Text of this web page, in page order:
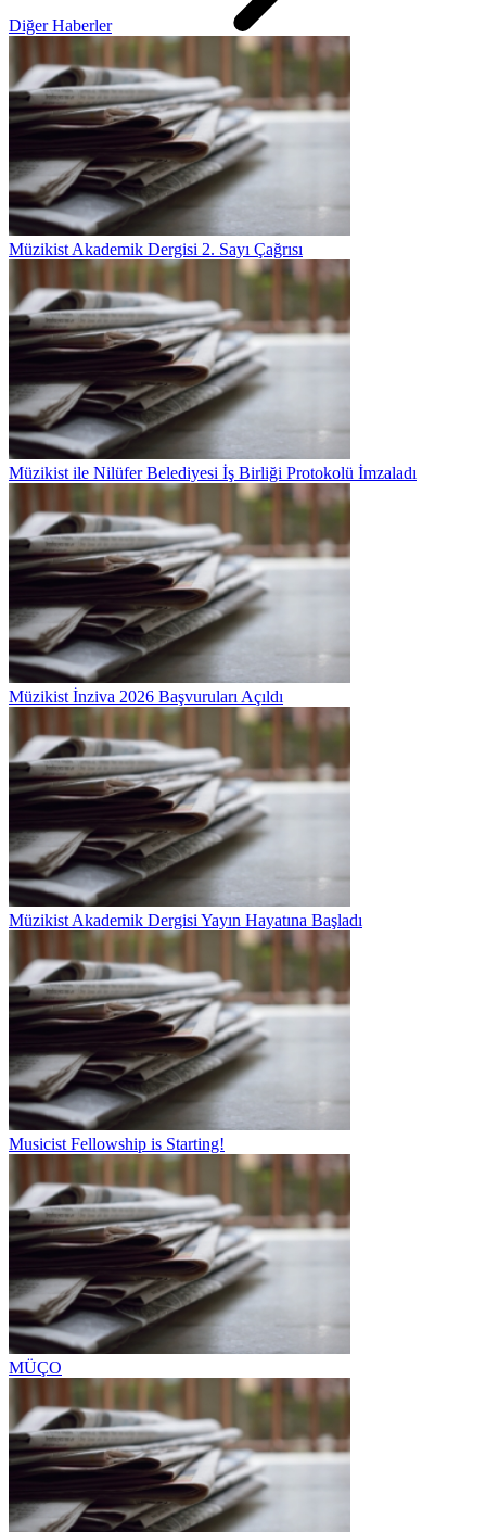
Diğer Haberler
Müzikist Akademik Dergisi 2. Sayı Çağrısı
Müzikist ile Nilüfer Belediyesi İş Birliği Protokolü İmzaladı
Müzikist İnziva 2026 Başvuruları Açıldı
Müzikist Akademik Dergisi Yayın Hayatına Başladı
Musicist Fellowship is Starting!
MÜÇO